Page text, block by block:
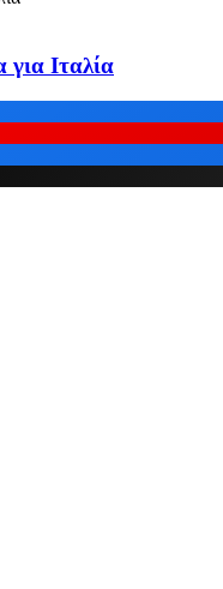
για Ιταλία